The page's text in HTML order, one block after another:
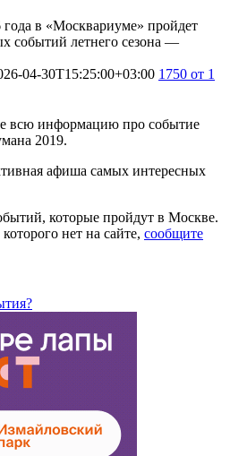
в «Москвариуме» пройдет
событий летнего сезона —
04-30T15:25:00+03:00 1750 от 1
всю информацию про событие
2019.
афиша самых интересных
которые пройдут в Москве.
нет на сайте, сообщите